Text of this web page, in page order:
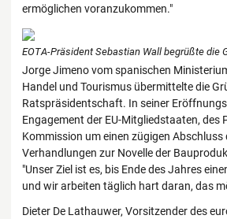
ermöglichen voranzukommen."
EOTA-Präsident Sebastian Wall begrüßte die
Jorge Jimeno vom spanischen
Handel und Tourismus übermittelte die
Ratspräsidentschaft. In seiner
Engagement der EU-Mitgliedstaaten, des
Kommission um einen zügigen Abschluss
Verhandlungen zur Novelle der
"Unser Ziel ist es, bis Ende des Jahres
und wir arbeiten täglich hart daran, das
Dieter De Lathauwer, Vorsitzender des